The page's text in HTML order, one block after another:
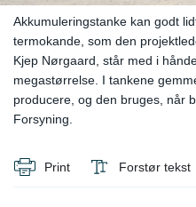
Akkumuleringstanke kan godt
termokande, som den
Kjep Nørgaard, står med i
megastørrelse. I tankene
producere, og den bruges, når
Forsyning.
Print Forstør tekst